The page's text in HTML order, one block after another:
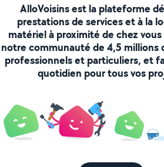
AlloVoisins est la plateforme
prestations de services et à la
matériel à proximité de chez vous
notre communauté de 4,5 millions
professionnels et particuliers, et
quotidien pour tous vos